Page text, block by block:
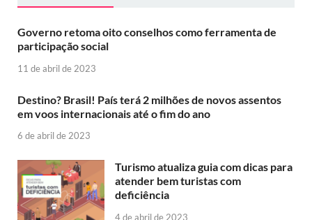
Governo retoma oito conselhos como ferramenta de
participação social
11 de abril de 2023
Destino? Brasil! País terá 2 milhões de novos assentos
em voos internacionais até o fim do ano
6 de abril de 2023
Turismo atualiza guia com dicas para
atender bem turistas com
deficiência
4 de abril de 2023